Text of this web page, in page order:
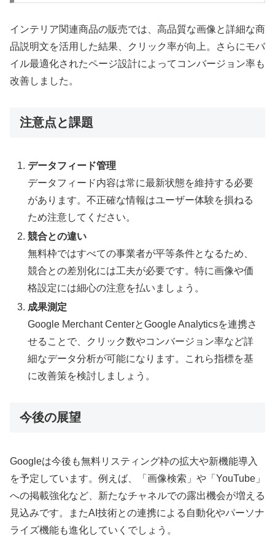
インテリア関連商品の販売では、高品質な画像と詳細な商
品説明文を活用した結果、クリック率が向上。さらにモバ
イル最適化されたページ設計によってコンバージョン率も
改善しました。
注意点と課題
データフィード管理
データフィード内容は常に最新状態を維持する必要
があります。不正確な情報はユーザー体験を損ねる
ため注意してください。
競合との違い
無料枠ではすべての事業者が平等条件となるため、
競合との差別化には工夫が必要です。特に画像や価
格設定には細心の注意を払いましょう。
成果測定
Google Merchant CenterとGoogle Analyticsを連携さ
せることで、クリック数やコンバージョン率など詳
細なデータ分析が可能になります。これら指標を基
に改善策を検討しましょう。
今後の展望
Googleは今後も無料リスティング枠の拡大や新機能導入
を予定しています。例えば、「画像検索」や「YouTube」
への掲載強化など、新たなチャネルでの露出機会が増える
見込みです。またAI技術との連携による自動化やパーソナ
ライズ機能も進化していくでしょう。